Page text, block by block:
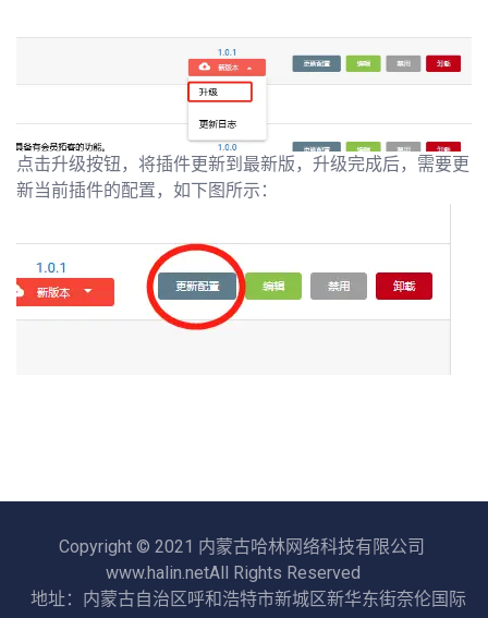
点击升级按钮，将插件更新到最新版，升级完成后，需要更
新当前插件的配置，如下图所示：
Copyright © 2021 内蒙古哈林网络科技有限公司
www.halin.netAll Rights Reserved
地址：内蒙古自治区呼和浩特市新城区新华东街奈伦国际